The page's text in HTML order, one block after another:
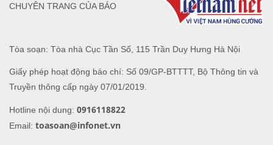
Tòa soạn: Tòa nhà Cục Tần Số, 115 Trần Duy Hưng Hà Nội
Giấy phép hoạt động báo chí: Số 09/GP-BTTTT, Bộ Thông tin và
Truyền thông cấp ngày 07/01/2019.
Hotline nội dung: 0916118822
Email: toasoan@infonet.vn
CHUYÊN TRANG CỦA BÁO